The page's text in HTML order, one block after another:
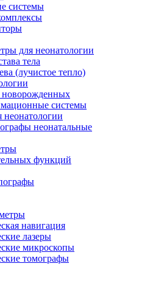
системы
для неонатологии
тела
(лучистое тепло)
системы
неонатологии
неонатальные
функций
навигация
лазеры
микроскопы
томографы